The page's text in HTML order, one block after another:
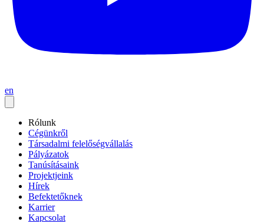
en
Rólunk
Cégünkről
Társadalmi felelőségvállalás
Pályázatok
Tanúsításaink
Projektjeink
Hírek
Befektetőknek
Karrier
Kapcsolat